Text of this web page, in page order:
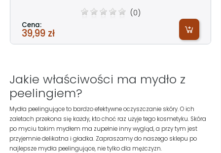
(0)
Cena:
39,99 zł
Jakie właściwości ma mydło z
peelingiem?
Mydła peelingujące to bardzo efektywne oczyszczanie skóry. O ich
zaletach przekona się każdy, kto choć raz użyje tego kosmetyku. Skóra
po myciu takim mydłem ma zupełnie inny wygląd, a przy tym jest
przyjemnie delikatna i gładka. Zapraszamy do naszego sklepu po
najlepsze mydła peelingujące, nie tylko dla mężczyzn.